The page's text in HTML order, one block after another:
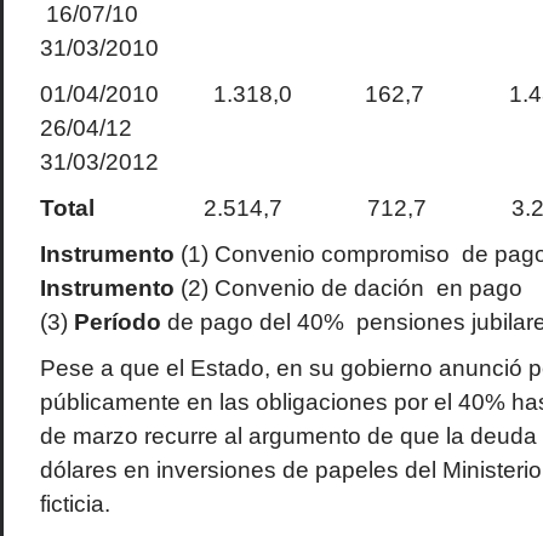
16/07/10
31/03/2010
01/04/2010 1.318,0 162,7
26/04/12
31/03/2012
Total 2.514,7 712,7
Instrumento (1) Convenio compromiso de
Instrumento (2) Convenio de dación en pago
(3) Período de pago del 40% pensiones
Pese a que el Estado, en su gobierno anunció
públicamente en las obligaciones por el 40%
de marzo recurre al argumento de que la
dólares en inversiones de papeles del
ficticia.